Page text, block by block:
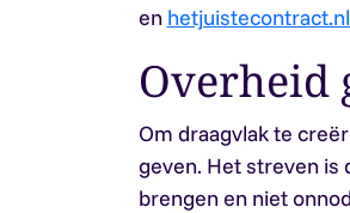
en
Overheid
Om draagvlak te
geven. Het streven is
brengen en niet